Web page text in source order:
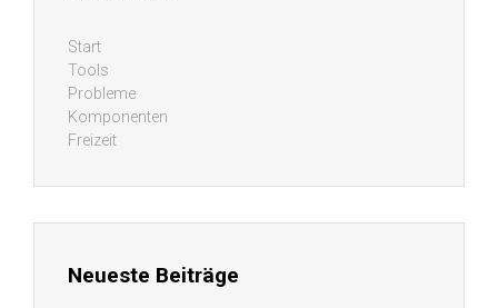
Start
Tools
Probleme
Komponenten
Freizeit
Neueste Beiträge